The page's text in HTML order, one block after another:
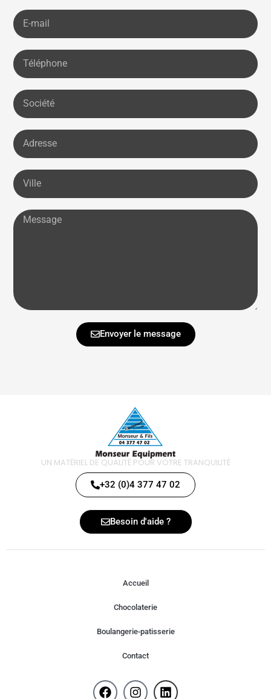
Envoyer le message
UN MATÉRIEL DE QUALITÉ POUR VOTRE TRANQUILITÉ
+32 (0)4 377 47 02
Besoin d'aide ?
Accueil
Chocolaterie
Boulangerie-patisserie
Contact